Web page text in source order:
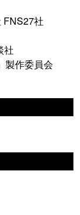
FNS27社
社
製作委員会